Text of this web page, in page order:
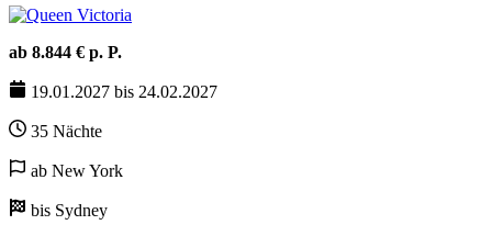
ab 8.844 € p. P.
19.01.2027 bis 24.02.2027
35 Nächte
ab New York
bis Sydney